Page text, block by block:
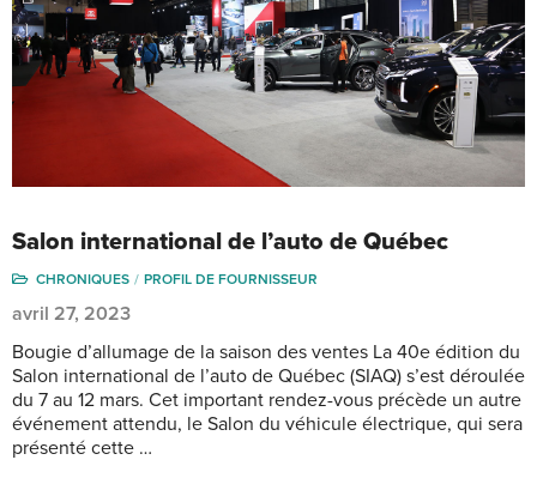
Salon international de l’auto de Québec
CHRONIQUES PROFIL DE FOURNISSEUR
avril 27, 2023
Bougie d’allumage de la saison des ventes La 40e édition du
Salon international de l’auto de Québec (SIAQ) s’est déroulée
du 7 au 12 mars. Cet important rendez-vous précède un autre
événement attendu, le Salon du véhicule électrique, qui sera
présenté cette …